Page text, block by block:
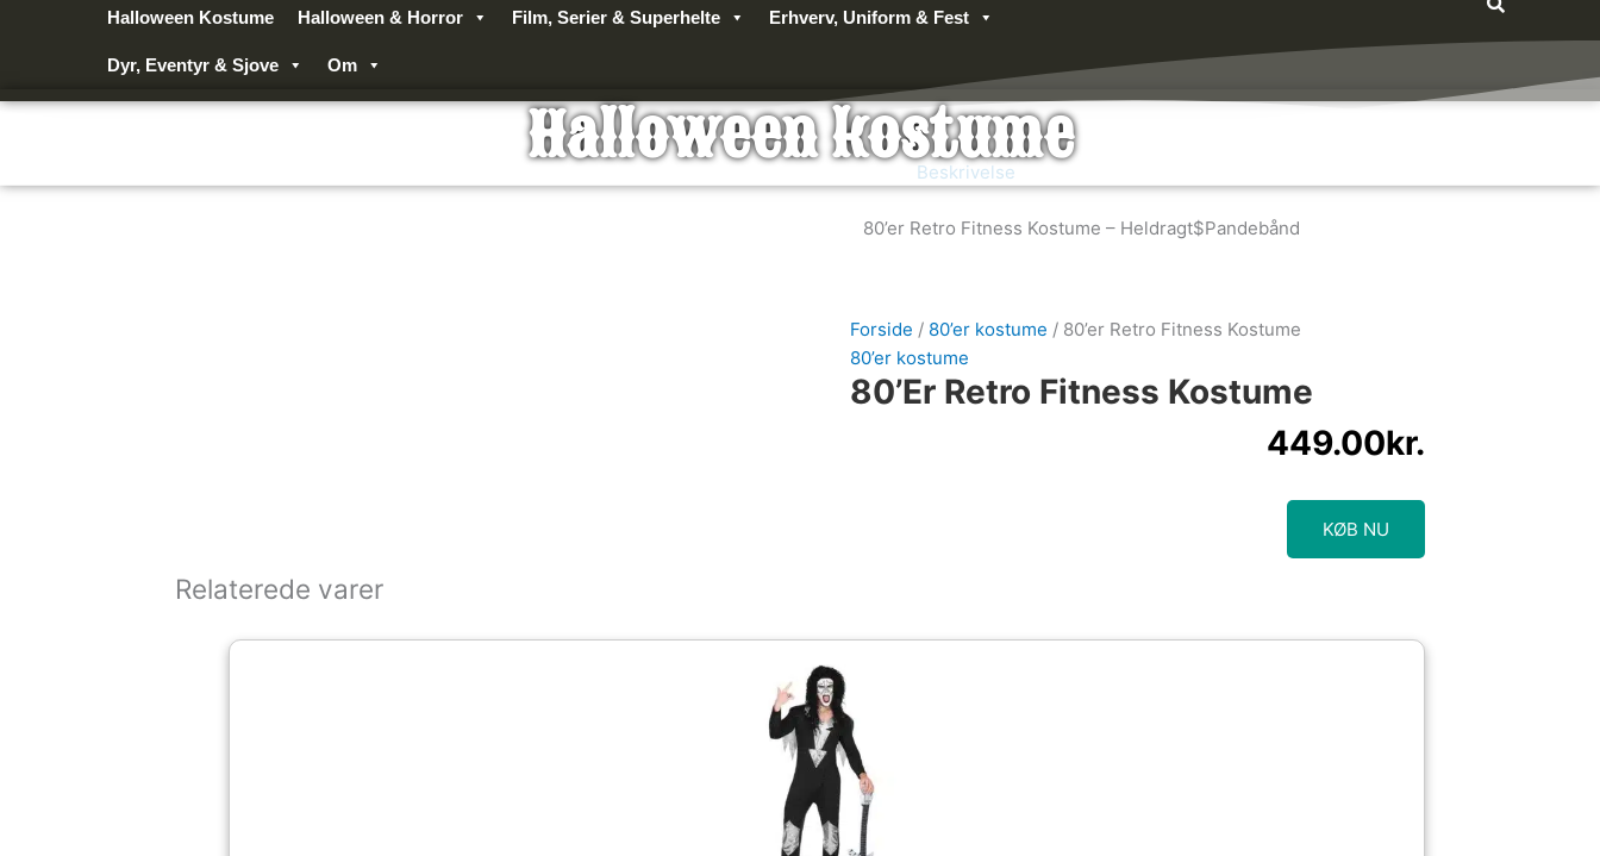
Halloween Kostume Halloween & Horror Film, Serier & Superhelte Erhverv, Uniform & Fest
Dyr, Eventyr & Sjove Om
Halloween kostume
Forside / 80’er kostume / 80’er Retro Fitness Kostume
80’er kostume
80’er Retro Fitness Kostume
449.00kr.
KØB NU
Beskrivelse
80’er Retro Fitness Kostume – Heldragt$Pandebånd
Relaterede varer